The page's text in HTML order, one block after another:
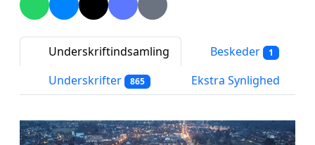
Underskriftindsamling Beskeder 1
Underskrifter 865 Ekstra Synlighed